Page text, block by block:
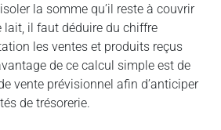
la somme qu’il reste à couvrir
lait, il faut déduire du chiffre
les ventes et produits reçus
de ce calcul simple est de
vente prévisionnel afin d’anticiper
de trésorerie.